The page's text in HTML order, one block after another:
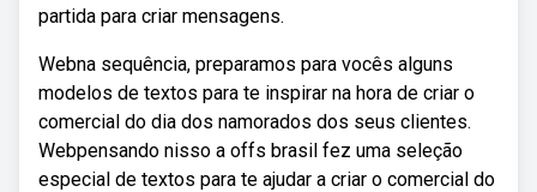
partida para criar mensagens.
Webna sequência, preparamos para vocês alguns
modelos de textos para te inspirar na hora de criar o
comercial do dia dos namorados dos seus clientes.
Webpensando nisso a offs brasil fez uma seleção
especial de textos para te ajudar a criar o comercial do